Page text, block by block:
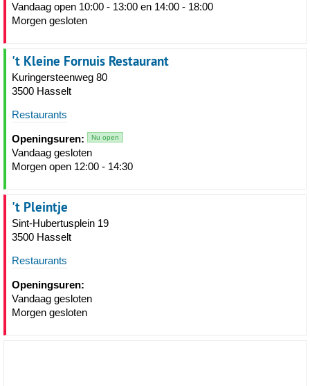
Vandaag open 10:00 - 13:00 en 14:00 - 18:00
Morgen gesloten
't Kleine Fornuis Restaurant
Kuringersteenweg 80
3500 Hasselt
Restaurants
Openingsuren: Nu open
Vandaag gesloten
Morgen open 12:00 - 14:30
't Pleintje
Sint-Hubertusplein 19
3500 Hasselt
Restaurants
Openingsuren:
Vandaag gesloten
Morgen gesloten